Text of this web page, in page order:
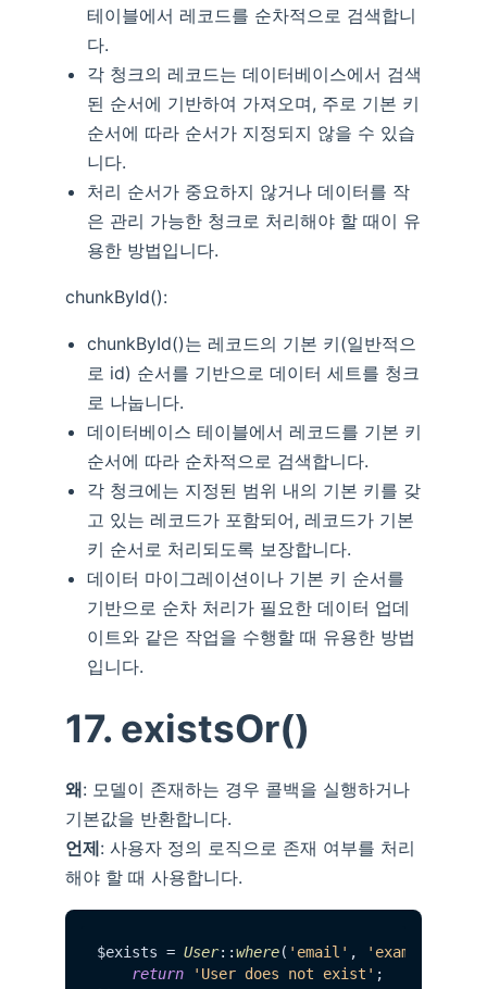
테이블에서 레코드를 순차적으로 검색합니
다.
각 청크의 레코드는 데이터베이스에서 검색
된 순서에 기반하여 가져오며, 주로 기본 키
순서에 따라 순서가 지정되지 않을 수 있습
니다.
처리 순서가 중요하지 않거나 데이터를 작
은 관리 가능한 청크로 처리해야 할 때이 유
용한 방법입니다.
chunkById():
chunkById()는 레코드의 기본 키(일반적으
로 id) 순서를 기반으로 데이터 세트를 청크
로 나눕니다.
데이터베이스 테이블에서 레코드를 기본 키
순서에 따라 순차적으로 검색합니다.
각 청크에는 지정된 범위 내의 기본 키를 갖
고 있는 레코드가 포함되어, 레코드가 기본
키 순서로 처리되도록 보장합니다.
데이터 마이그레이션이나 기본 키 순서를
기반으로 순차 처리가 필요한 데이터 업데
이트와 같은 작업을 수행할 때 유용한 방법
입니다.
17. existsOr()
왜: 모델이 존재하는 경우 콜백을 실행하거나
기본값을 반환합니다.
언제: 사용자 정의 로직으로 존재 여부를 처리
해야 할 때 사용합니다.
$exists = User::where( 'email' ,
return
'User does not exist' ;